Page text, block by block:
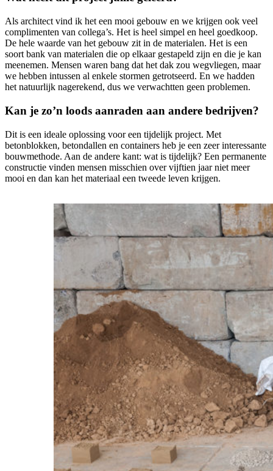
Als architect vind ik het een mooi gebouw en we krijgen ook veel
complimenten van collega’s. Het is heel simpel en heel goedkoop.
De hele waarde van het gebouw zit in de materialen. Het is een
soort bank van materialen die op elkaar gestapeld zijn en die je kan
meenemen. Mensen waren bang dat het dak zou wegvliegen, maar
we hebben intussen al enkele stormen getrotseerd. En we hadden
het natuurlijk nagerekend, dus we verwachtten geen problemen.
Kan je zo’n loods aanraden aan andere bedrijven?
Dit is een ideale oplossing voor een tijdelijk project. Met
betonblokken, betondallen en containers heb je een zeer interessante
bouwmethode. Aan de andere kant: wat is tijdelijk? Een permanente
constructie vinden mensen misschien over vijftien jaar niet meer
mooi en dan kan het materiaal een tweede leven krijgen.